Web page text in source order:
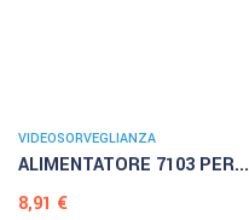
VIDEOSORVEGLIANZA
ALIMENTATORE 7103 PER...
Prezzo
8,91 €